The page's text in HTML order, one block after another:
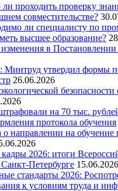
проходить проверку
совместительстве?
ли специалисту по
высшее образование?
в
Минтруд утвердил формы
26.06.2026
безопасности
на 70 тыс.
протокола обучения
направлении на обучение
2026: итоги
Петербурге 15.06.2026
стандарты 2026:
к условиям труда и